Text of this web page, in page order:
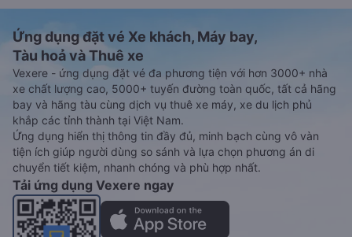
Ứng dụng đặt vé Xe khách, Máy bay,
Tàu hoả và Thuê xe
Vexere - ứng dụng đặt vé đa phương tiện với hơn 3000+ nhà
xe chất lượng cao, 5000+ tuyến đường toàn quốc, tất cả hãng
bay và hãng tàu cùng dịch vụ thuê xe máy, xe du lịch phủ
khắp các tỉnh thành tại Việt Nam.
Ứng dụng hiển thị thông tin đầy đủ, minh bạch cùng vô vàn
tiện ích giúp người dùng so sánh và lựa chọn phương án di
chuyển tiết kiệm, nhanh chóng và phù hợp nhất.
Tải ứng dụng Vexere ngay